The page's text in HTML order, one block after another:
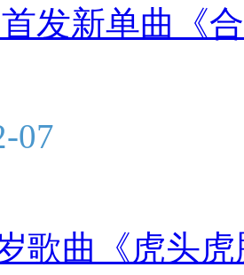
发新单曲《
07
歌曲《虎头